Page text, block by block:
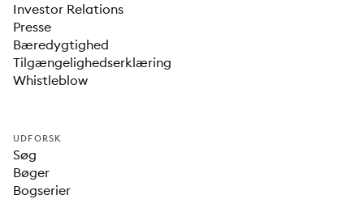
Investor Relations
Presse
Bæredygtighed
Tilgængelighedserklæring
Whistleblow
UDFORSK
Søg
Bøger
Bogserier